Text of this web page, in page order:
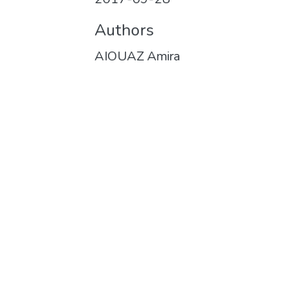
Authors
AIOUAZ Amira